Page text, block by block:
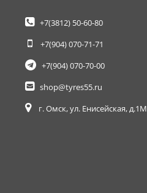
+7(3812)50-60-80
+7(904)070-71-71
+7(904)070-70-00
shop@tyres55.ru
г. Омск, ул. Енисейская, д.1М